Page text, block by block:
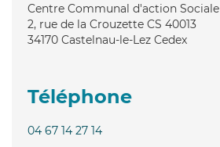
Centre Communal d'action Sociale
2, rue de la Crouzette CS 40013
34170 Castelnau-le-Lez Cedex
Téléphone
04 67 14 27 14